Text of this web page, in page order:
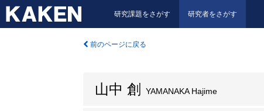
研究課題をさがす 研究者をさがす
前のページに戻る
山中 創 YAMANAKA Hajime